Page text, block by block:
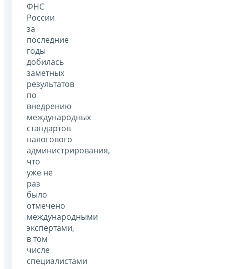
ФНС
России
за
последние
годы
добилась
заметных
результатов
по
внедрению
международных
стандартов
налогового
администрирования,
что
уже не
раз
было
отмечено
международными
экспертами,
в том
числе
специалистами